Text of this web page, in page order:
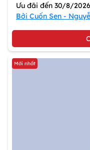
Ưu đãi đến 30/8/2026
Bởi Cuốn Sen -
Mới nhất